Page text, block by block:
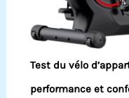
Test du vélo
performance et